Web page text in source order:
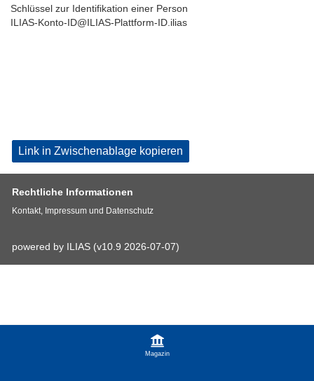
Magazin
Schlüssel zur Identifikation einer Person
ILIAS-Konto-ID@ILIAS-Plattform-ID.ilias
Link in Zwischenablage kopieren
Rechtliche Informationen
Kontakt, Impressum und Datenschutz
powered by ILIAS (v10.9 2026-07-07)